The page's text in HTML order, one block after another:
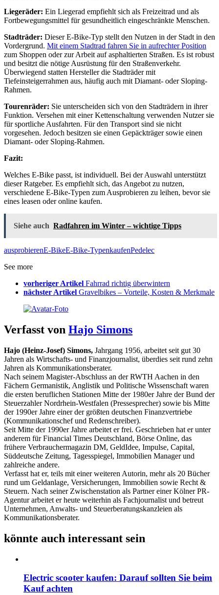
Liegeräder: Ein Liegerad empfiehlt sich als Freizeitrad und als
Fortbewegungsmittel für gesundheitlich eingeschränkte Menschen.
Stadträder: Dieser E-Bike-Typ stellt den Nutzen in der Stadt in den
Vordergrund. Mit einem Stadtrad fahren Sie in aufrechter Position
zum Shoppen oder zur Arbeit auf asphaltierten Straßen. Es ist robust
und besitzt die nötige Ausrüstung für den Straßenverkehr.
Überwiegend statten Hersteller die Stadträder mit
Tiefeinsteigerrahmen aus, häufig auch mit Diamant- oder Sloping-
Rahmen.
Tourenräder: Sie unterscheiden sich von den Stadträdern in ihrer
Funktion. Versehen mit einer Kettenschaltung verwenden Nutzer sie
für sportliche Ausfahrten. Für den Transport sind sie nicht
vorgesehen. Jedoch besitzen sie einen Gepäckträger sowie einen
Diamant- oder Sloping-Rahmen.
Fazit:
Welches E-Bike passt, ist individuell. Bei der Auswahl unterstützt
dieser Ratgeber. Es empfiehlt sich, das Angebot zu nutzen,
verschiedene E-Bike-Typen zum Ausprobieren zu leihen, bevor sie
eines leasen oder online kaufen.
Siehe auch Radfahren im Winter – wichtige Tipps
ausprobierenE-BikeE-Bike-TypenkaufenPedelec
See more
vorheriger Artikel Fahrrad richtig überwintern
nächster Artikel Gravelbikes – Vorteile, Kosten & Merkmale
Verfasst von Hajo Simons
Hajo (Heinz-Josef) Simons, Jahrgang 1956, arbeitet seit gut 30
Jahren als Wirtschafts- und Finanzjournalist, überdies seit rund zehn
Jahren als Kommunikationsberater.
Nach seinem Magister-Abschluss an der RWTH Aachen in den
Fächern Germanistik, Anglistik und Politische Wissenschaft waren
die ersten beruflichen Stationen Mitte der 1980er Jahre der Bund der
Steuerzahler Nordrhein-Westfalen (Pressesprecher) sowie bis Mitte
der 1990er Jahre einer der größten deutschen Finanzvertriebe
(Kommunikationschef und Redenschreiber).
Seit Mitte der 1990er Jahre arbeitet er frei. Geschrieben hat er unter
anderem für Financial Times Deutschland, Börse Online, das
frühere Verbrauchermagazin DM, GeldIdee, Impulse, Capital,
Süddeutsche Zeitung, Tagesspiegel, Immobilien Manager und
zahlreiche andere.
Verfasst hat er, teils mit einer weiteren Autorin, mehr als 20 Bücher
rund um Geldanlage, Versicherungen, Immobilien sowie Recht &
Steuern. Nach seiner Zwischenstation als Partner einer Kölner PR-
Agentur arbeitet er heute weiterhin als Fachjournalist und betreut
Unternehmen, Anwalts- und Steuerberatungskanzleien als
Kommunikationsberater.
könnte auch interessant sein
Electric scooter kaufen: Darauf sollten Sie beim
Kauf achten